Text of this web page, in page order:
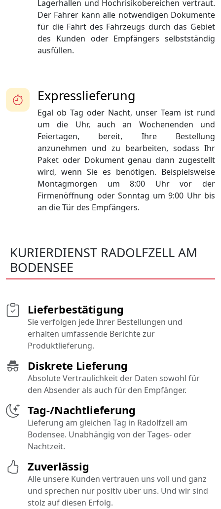
Lagerhallen und Hochrisikobereichen vertraut.
Der Fahrer kann alle notwendigen Dokumente
für die Fahrt des Fahrzeugs durch das Gebiet
des Kunden oder Empfängers selbstständig
ausfüllen.
Expresslieferung
Egal ob Tag oder Nacht, unser Team ist rund
um die Uhr, auch an Wochenenden und
Feiertagen, bereit, Ihre Bestellung
anzunehmen und zu bearbeiten, sodass Ihr
Paket oder Dokument genau dann zugestellt
wird, wenn Sie es benötigen. Beispielsweise
Montagmorgen um 8:00 Uhr vor der
Firmenöffnung oder Sonntag um 9:00 Uhr bis
an die Tür des Empfängers.
KURIERDIENST RADOLFZELL AM
BODENSEE
Diskrete Lieferung
Absolute Vertraulichkeit der Daten sowohl für
den Absender als auch für den Empfänger.
Tag-/Nachtlieferung
Lieferung am gleichen Tag in Radolfzell am
Bodensee. Unabhängig von der Tages- oder
Nachtzeit.
Lieferbestätigung
Sie verfolgen jede Ihrer Bestellungen und
erhalten umfassende Berichte zur
Produktlieferung.
Zuverlässig
Alle unsere Kunden vertrauen uns voll und ganz
und sprechen nur positiv über uns. Und wir sind
stolz auf diesen Erfolg.